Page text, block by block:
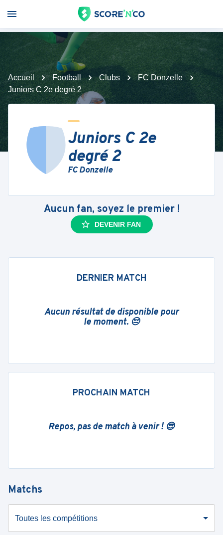
Accueil Football Clubs
FC Donzelle
Juniors C 2e degré 2
Juniors C 2e
degré 2
FC Donzelle
Aucun fan, soyez le premier !
DEVENIR FAN
DERNIER MATCH
Aucun résultat de disponible pour
le moment. 😔
PROCHAIN MATCH
Repos, pas de match à venir ! 😎
Matchs
Toutes les compétitions